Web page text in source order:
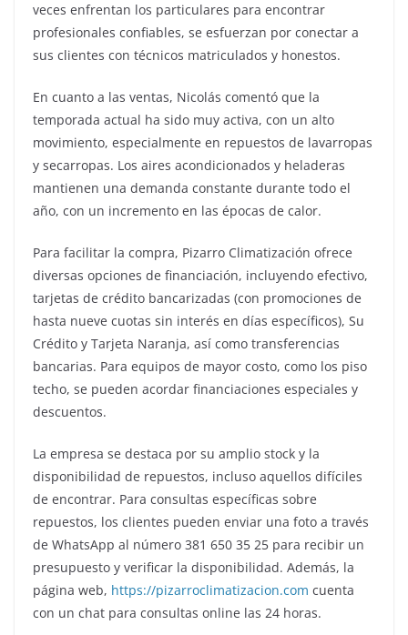
veces enfrentan los particulares para encontrar
profesionales confiables, se esfuerzan por conectar a
sus clientes con técnicos matriculados y honestos.
En cuanto a las ventas, Nicolás comentó que la
temporada actual ha sido muy activa, con un alto
movimiento, especialmente en repuestos de lavarropas
y secarropas. Los aires acondicionados y heladeras
mantienen una demanda constante durante todo el
año, con un incremento en las épocas de calor.
Para facilitar la compra, Pizarro Climatización ofrece
diversas opciones de financiación, incluyendo efectivo,
tarjetas de crédito bancarizadas (con promociones de
hasta nueve cuotas sin interés en días específicos), Su
Crédito y Tarjeta Naranja, así como transferencias
bancarias. Para equipos de mayor costo, como los piso
techo, se pueden acordar financiaciones especiales y
descuentos.
La empresa se destaca por su amplio stock y la
disponibilidad de repuestos, incluso aquellos difíciles
de encontrar. Para consultas específicas sobre
repuestos, los clientes pueden enviar una foto a través
de WhatsApp al número 381 650 35 25 para recibir un
presupuesto y verificar la disponibilidad. Además, la
página web, https://pizarroclimatizacion.com cuenta
con un chat para consultas online las 24 horas.